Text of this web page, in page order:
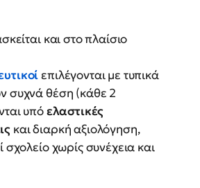
και στο πλαίσιο
επιλέγονται με τυπικά
συχνά θέση (κάθε 2
υπόελαστικές
και διαρκή αξιολόγηση,
σχολείο χωρίς συνέχεια και